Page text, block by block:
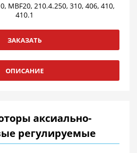
MBF20, 210.4.250, 310, 406, 410,
410.1
ЗАКАЗАТЬ
ОПИСАНИЕ
аксиально-
регулируемые